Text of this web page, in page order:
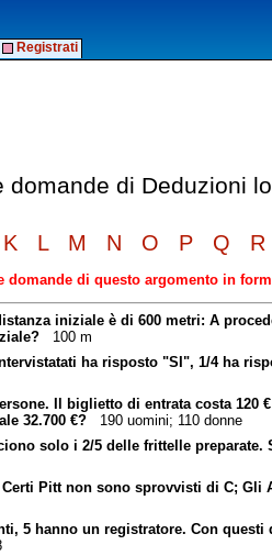
Registrati
di Deduzioni
K L M N O P Q R
di questo argomento in
iniziale è di 600 metri: A
100 m
ha risposto "SI", 1/4 ha
Il biglietto di entrata costa
32.700 €?190 uomini; 110 donne
solo i 2/5 delle frittelle
Pitt non sono sprovvisti di C;
5 hanno un registratore. Con